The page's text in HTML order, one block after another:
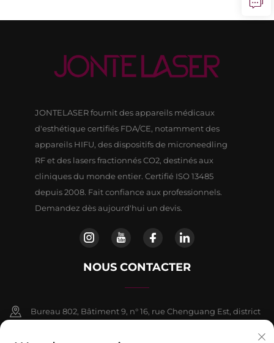
JONTELASER fournit des appareils médicaux
d'esthétique certifiés FDA/CE, notamment des
appareils HIFU, des dispositifs de microneedling
RF et des lasers fractionnés CO2, destinés aux
cliniques du monde entier. Certifié ISO 13485
depuis 2008. Fait confiance aux professionnels.
Demandez dès aujourd'hui un devis.
NOUS CONTACTER
Bureau 802, Bâtiment 9, n° 16, rue Chenguang Est, district